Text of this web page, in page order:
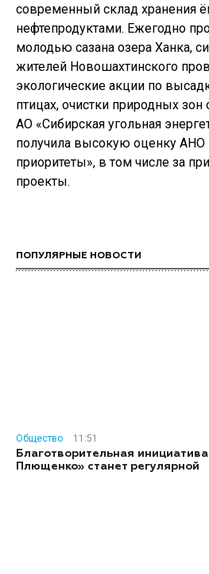
современный склад хранения
нефтепродуктами. Ежегодно
молодью сазана озера Ханка,
жителей Новошахтинского
экологические акции по
птицах, очистки природных
АО «Сибирская угольная
получила высокую оценку
приоритеты», в том числе за
проекты.
ПОПУЛЯРНЫЕ НОВОСТИ
Общество
11:51
Благотворительная
Плющенко» станет регулярной